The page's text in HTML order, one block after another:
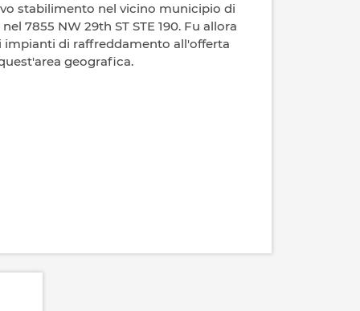
stabilimento nel vicino municipio di
7855 NW 29th ST STE 190. Fu allora
impianti di raffreddamento all'offerta
geografica.